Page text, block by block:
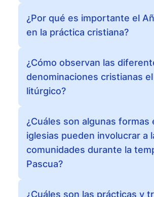
¿Por qué es importante el
en la práctica cristiana?
¿Cómo observan las
denominaciones cristianas
litúrgico?
¿Cuáles son algunas formas
iglesias pueden involucrar a
comunidades durante la
Pascua?
¿Cuáles son las prácticas y